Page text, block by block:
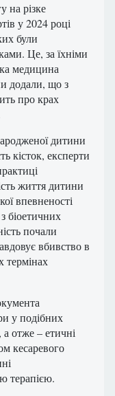
на різке
у 2024 році
були
Це, за їхніми
медицина
додали, що з
про крах
дитини
кісток, експерти
життя дитини
впевненості
біоетичних
почали
вбивство в
термінах
у подібних
отже – етичні
кесаревого
терапією.